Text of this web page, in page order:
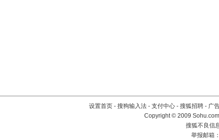
设置首页 - 搜狗输入法 - 支付中心 - 搜狐招聘 - 广
Copyright © 2009
搜狐不良信
举报邮箱